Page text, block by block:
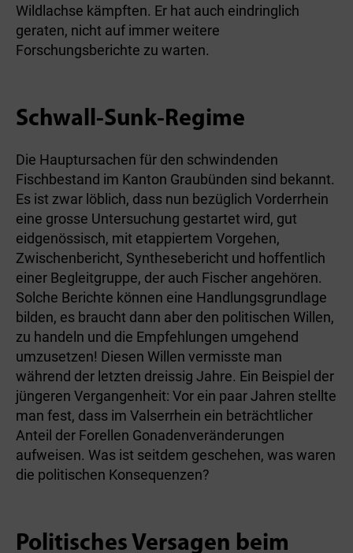
Wildlachse kämpften. Er hat auch eindringlich
geraten, nicht auf immer weitere
Forschungsberichte zu warten.
Schwall-Sunk-Regime
Die Hauptursachen für den schwindenden
Fischbestand im Kanton Graubünden sind bekannt.
Es ist zwar löblich, dass nun bezüglich Vorderrhein
eine grosse Untersuchung gestartet wird, gut
eidgenössisch, mit etappiertem Vorgehen,
Zwischenbericht, Synthesebericht und hoffentlich
einer Begleitgruppe, der auch Fischer angehören.
Solche Berichte können eine Handlungsgrundlage
bilden, es braucht dann aber den politischen Willen,
zu handeln und die Empfehlungen umgehend
umzusetzen! Diesen Willen vermisste man
während der letzten dreissig Jahre. Ein Beispiel der
jüngeren Vergangenheit: Vor ein paar Jahren stellte
man fest, dass im Valserrhein ein beträchtlicher
Anteil der Forellen Gonadenveränderungen
aufweisen. Was ist seitdem geschehen, was waren
die politischen Konsequenzen?
Politisches Versagen beim